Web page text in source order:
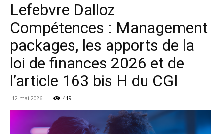
Lefebvre Dalloz
Compétences : Management
packages, les apports de la
loi de finances 2026 et de
l’article 163 bis H du CGI
12 mai 2026 419